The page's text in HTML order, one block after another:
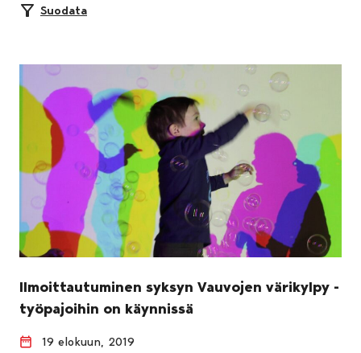
Suodata
Ilmoittautuminen syksyn Vauvojen värikylpy -
työpajoihin on käynnissä
19 elokuun, 2019